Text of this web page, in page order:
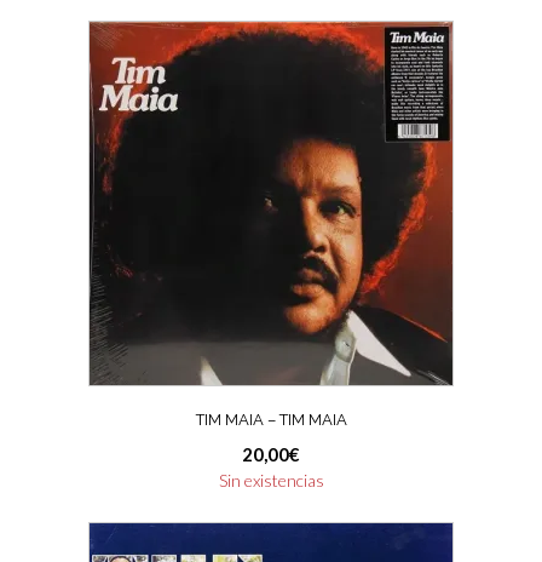
TIM MAIA – TIM MAIA
20,00€
Sin existencias